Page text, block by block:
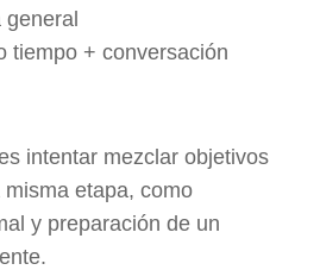
general
tiempo + conversación
intentar mezclar objetivos
etapa, como
y preparación de un